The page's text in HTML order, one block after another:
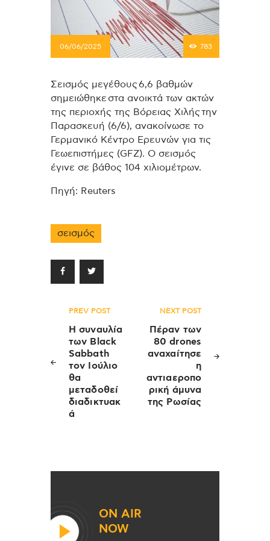
06/06/2025 783
Σεισμός μεγέθους 6,6 βαθμών
σημειώθηκε στα ανοικτά των ακτών
της περιοχής της Bόρειας Χιλής την
Παρασκευή (6/6), ανακοίνωσε το
Γερμανικό Κέντρο Ερευνών για τις
Γεωεπιστήμες (GFZ). Ο σεισμός
έγινε σε βάθος 104 χιλιομέτρων.
Πηγή: Reuters
σεισμός
Πλοήγηση
άρθρων
PREV POST
Η συναυλία
των Black
Sabbath
τον Ιούλιο
θα
μεταδοθεί
διαδικτυακ
ά
NEXT POST
Πέραν των
80 drones
αναχαίτησε
η
αντιαεροπο
ρική άμυνα
της Ρωσίας
ON AIR
NOW